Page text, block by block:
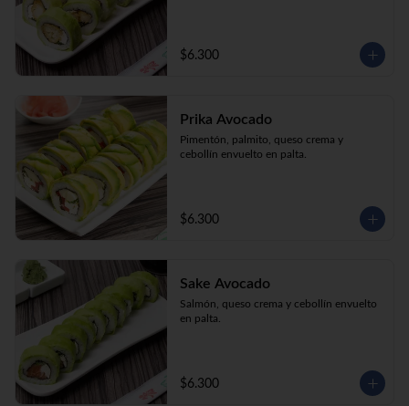
$6.300
Prika Avocado
Pimentón, palmito, queso crema y
cebollín envuelto en palta.
$6.300
Sake Avocado
Salmón, queso crema y cebollín envuelto
en palta.
$6.300